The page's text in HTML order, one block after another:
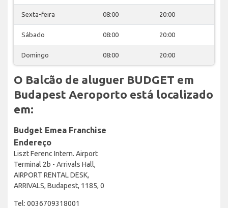
Sexta-feira 08:00 20:00
Sábado 08:00 20:00
Domingo 08:00 20:00
O Balcão de aluguer BUDGET em
Budapest Aeroporto está localizado
em:
Budget Emea Franchise
Endereço
Liszt Ferenc Intern. Airport
Terminal 2b - Arrivals Hall,
AIRPORT RENTAL DESK,
ARRIVALS, Budapest, 1185, 0
Tel: 0036709318001